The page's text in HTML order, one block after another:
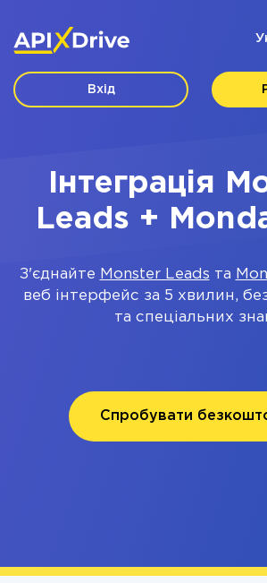
Вхід
Інтеграція
Leads +
З'єднайте Monster Leads та
веб інтерфейс за 5 хвилин,
та спеціальних
Спробувати